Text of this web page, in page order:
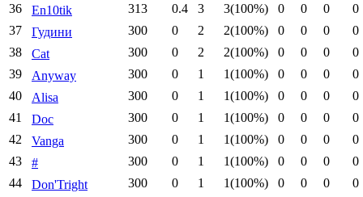
36
En10tik 313 0.4 3 3(100%) 0 0 0
0
37
Гудини 300 0 2 2(100%) 0 0 0
0
38
Cat 300 0 2 2(100%) 0 0 0
0
39
Anyway 300 0 1 1(100%) 0 0 0
0
40
Alisa 300 0 1 1(100%) 0 0 0
0
41
Doc 300 0 1 1(100%) 0 0 0
0
42
Vanga 300 0 1 1(100%) 0 0 0
0
43
# 300 0 1 1(100%) 0 0 0
0
44
Don'Tright 300 0 1 1(100%) 0 0 0
0